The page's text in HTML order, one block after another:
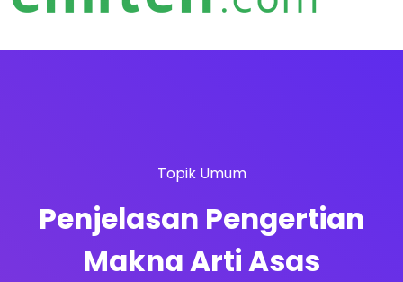
Topik Umum
Penjelasan Pengertian
Makna Arti Asas